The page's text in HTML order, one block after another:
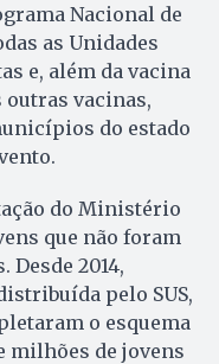
Nacional de
as Unidades
e, além da vacina
outras vacinas,
do estado
do Ministério
que não foram
2014,
pelo SUS,
o esquema
milhões de jovens